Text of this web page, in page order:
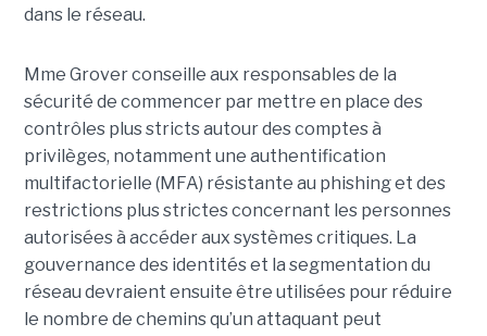
dans le réseau.
Mme Grover conseille aux responsables de la
sécurité de commencer par mettre en place des
contrôles plus stricts autour des comptes à
privilèges, notamment une authentification
multifactorielle (MFA) résistante au phishing et des
restrictions plus strictes concernant les personnes
autorisées à accéder aux systèmes critiques. La
gouvernance des identités et la segmentation du
réseau devraient ensuite être utilisées pour réduire
le nombre de chemins qu’un attaquant peut